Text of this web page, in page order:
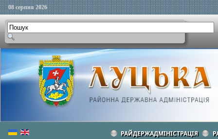
08 серпня 2026
РАЙДЕРЖАДМІНІСТРАЦІЯ